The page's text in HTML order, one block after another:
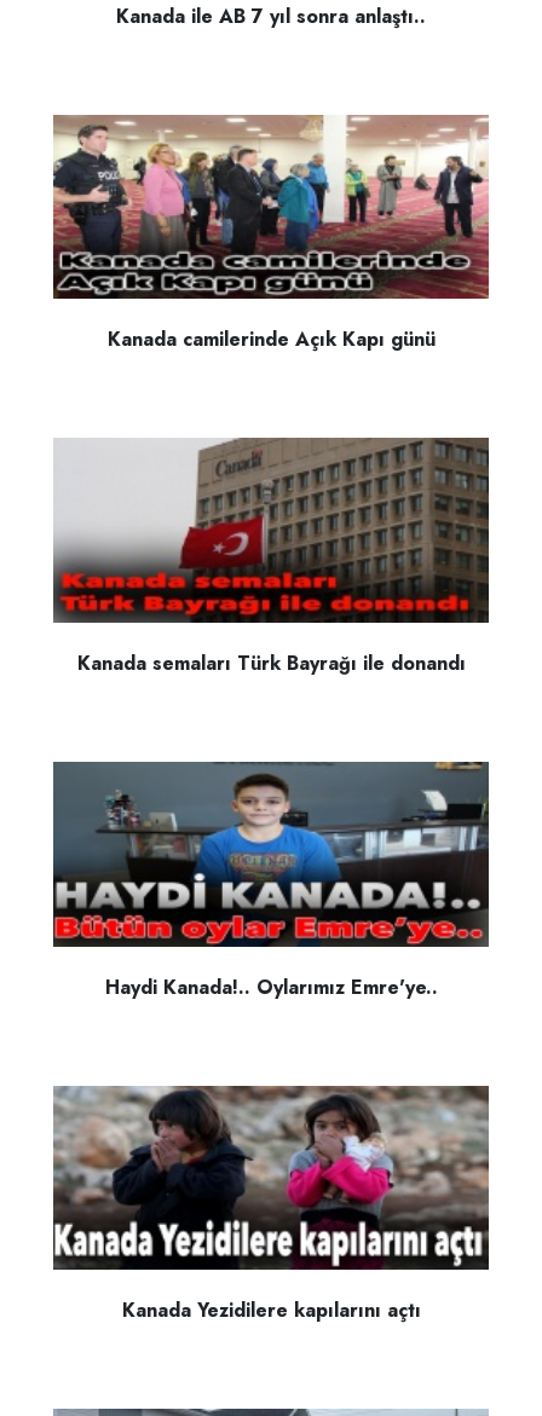
Kanada ile AB 7 yıl sonra anlaştı..
Kanada camilerinde Açık Kapı günü
Kanada semaları Türk Bayrağı ile donandı
Haydi Kanada!.. Oylarımız Emre'ye..
Kanada Yezidilere kapılarını açtı